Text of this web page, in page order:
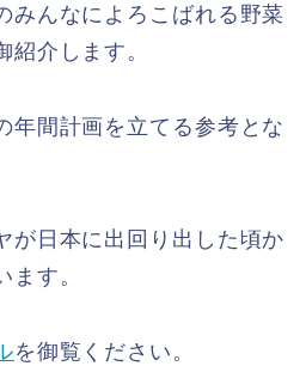
みんなによろこばれる野菜
介します。
年間計画を立てる参考とな
が日本に出回り出した頃か
ます。
を御覧ください。